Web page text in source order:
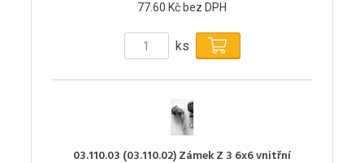
77.60 Kč bez DPH
ks
03.110.03 (03.110.02) Zámek Z 3 6x6 vnitřní